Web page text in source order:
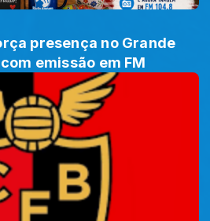
presença no Grande
emissão em FM